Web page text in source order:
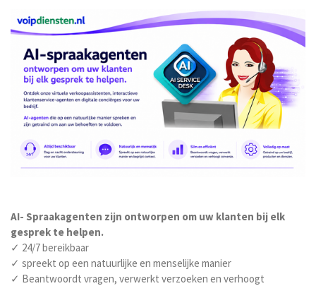
AI- Spraakagenten zijn ontworpen om uw klanten bij elk
gesprek te helpen.
✓ 24/7 bereikbaar
✓ spreekt op een natuurlijke en menselijke manier
✓ Beantwoordt vragen, verwerkt verzoeken en verhoogt